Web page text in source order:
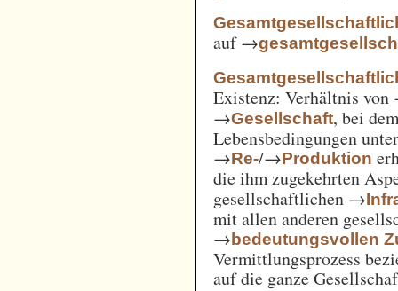
auf →
Existenz: Verhältnis
→Gesellschaft, bei
Lebensbedingungen
→Re-/→Produktion
die ihm zugekehrten
gesellschaftlichen →
mit allen anderen
→bedeutungsvollen
Vermittlungsprozess
auf die ganze